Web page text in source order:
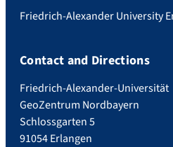
Friedrich-Alexander University
Contact and Directions
Friedrich-Alexander-Universität
GeoZentrum Nordbayern
Schlossgarten 5
91054 Erlangen